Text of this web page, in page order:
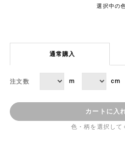
選択中の
通常購入
注文数 m cm
カートに入
色・柄を選択して